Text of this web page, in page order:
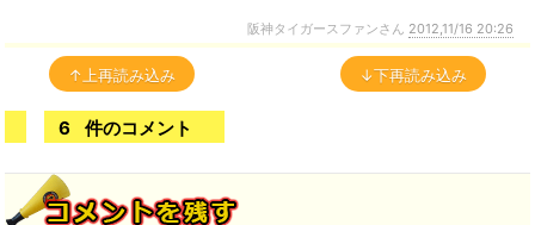
阪神タイガースファンさん 2012,11/16 20:26
↑上再読み込み ↓下再読み込み
6 件のコメント